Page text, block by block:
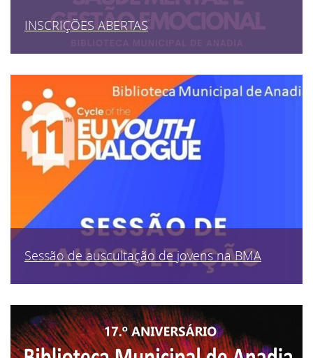
INSCRIÇÕES ABERTAS
Sessão de auscultação de jovens na BMA